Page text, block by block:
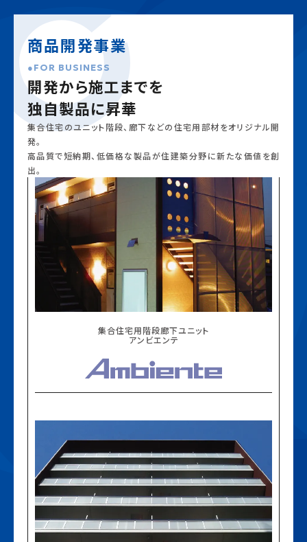
商品開発事業
FOR BUSINESS
開発から施工までを
独自製品に昇華
集合住宅のユニット階段、廊下などの住宅用部材をオリジナル開
発。
高品質で短納期、低価格な製品が住建築分野に新たな価値を創
出。
集合住宅用階段廊下ユニット
アンビエンテ